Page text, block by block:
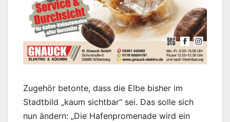
Zugehör betonte, dass die Elbe bisher im
Stadtbild „kaum sichtbar“ sei. Das solle sich
nun ändern: „Die Hafenpromenade wird ein